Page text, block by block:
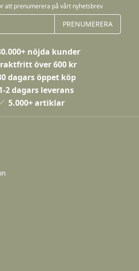
att prenumerera på vårt nyhetsbrev
PRENUMERERA
nöjda kunder
över 600 kr
dagars öppet köp
2 dagars leverans
5.000+ artiklar